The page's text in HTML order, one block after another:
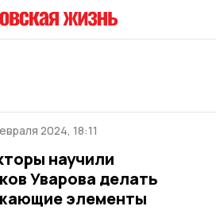
2024, 18:11
научили
Уварова делать
элементы